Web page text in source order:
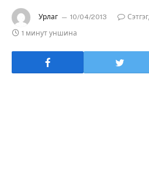
Урлаг 10/04/2013
1 минут уншина